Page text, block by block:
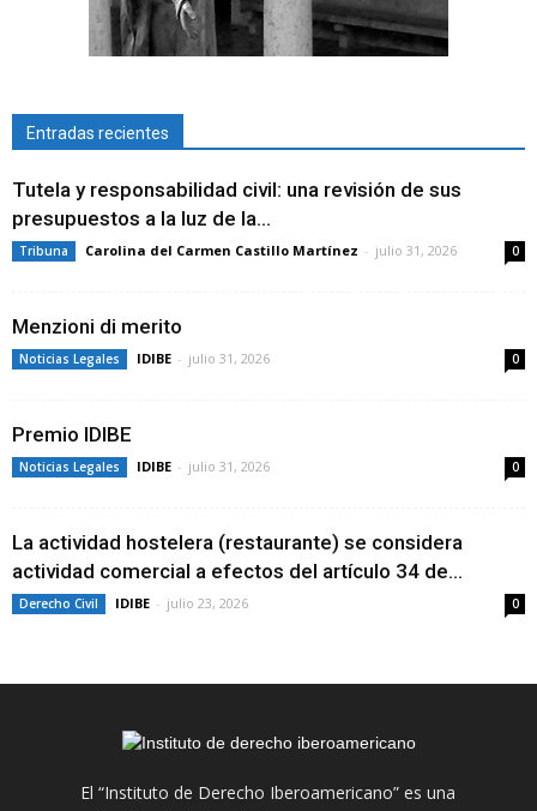
Entradas recientes
Tutela y responsabilidad civil: una revisión de sus
presupuestos a la luz de la...
Tribuna Carolina del Carmen Castillo Martínez - julio 31, 2026 0
Menzioni di merito
Noticias Legales IDIBE - julio 31, 2026 0
Premio IDIBE
Noticias Legales IDIBE - julio 31, 2026 0
La actividad hostelera (restaurante) se considera
actividad comercial a efectos del artículo 34 de...
Derecho Civil IDIBE - julio 23, 2026 0
El “Instituto de Derecho Iberoamericano” es una